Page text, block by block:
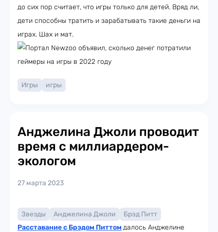
до сих пор считает, что игры только для детей. Вряд ли,
дети способны тратить и зарабатывать такие деньги на
играх. Шах и мат.
Игры игры
Анджелина Джоли проводит
время с миллиардером-
экологом
27 марта 2023
Звезды Анджелина Джоли
Брэд Питт
Расставание с Брэдом Питтом далось Анджелине